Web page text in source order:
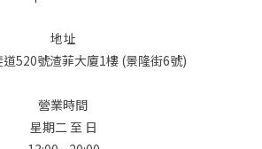
地址
520號渣菲大廈1樓 (景隆街6號)
營業時間
星期二 至 日